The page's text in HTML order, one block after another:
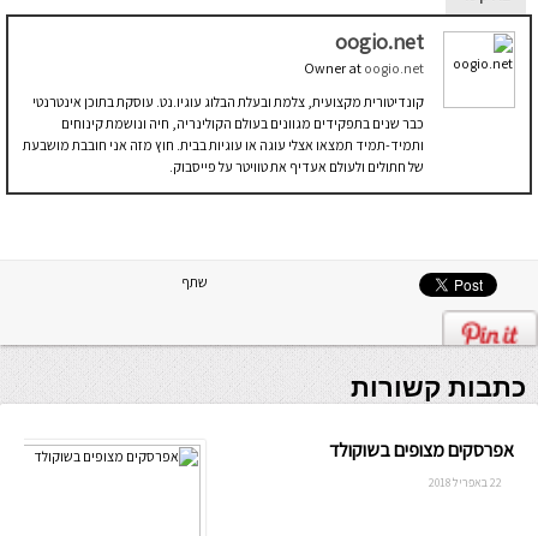
oogio.net
Owner at oogio.net
קונדיטורית מקצועית, צלמת ובעלת הבלוג עוגיו.נט. עוסקת בתוכן אינטרנטי
כבר שנים בתפקידים מגוונים בעולם הקולינריה, חיה ונושמת קינוחים
ותמיד-תמיד תמצאו אצלי עוגה או עוגיות בבית. חוץ מזה אני חובבת מושבעת
של חתולים ולעולם אעדיף את טוויטר על פייסבוק.
שתף
כתבות קשורות
אפרסקים מצופים בשוקולד
22 באפריל 2018